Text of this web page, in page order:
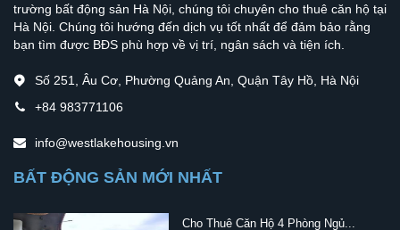
trường bất động sản Hà Nội, chúng tôi chuyên cho thuê căn hộ tại
Hà Nội. Chúng tôi hướng đến dịch vụ tốt nhất để đảm bảo rằng
bạn tìm được BĐS phù hợp về vị trí, ngân sách và tiện ích.
Số 251, Âu Cơ, Phường Quảng An, Quận Tây Hồ, Hà Nội
+84 983771106
info@westlakehousing.vn
BẤT ĐỘNG SẢN MỚI NHẤT
Cho Thuê Căn Hộ 4 Phòng Ngủ...